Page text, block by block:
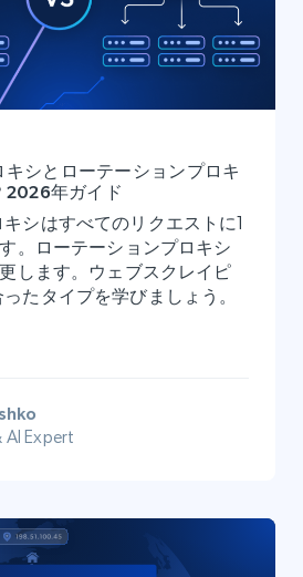
シとローテーションプロキ
2026年ガイド
シはすべてのリクエストに1
。ローテーションプロキシ
します。ウェブスクレイピ
たタイプを学びましょう。
Expert